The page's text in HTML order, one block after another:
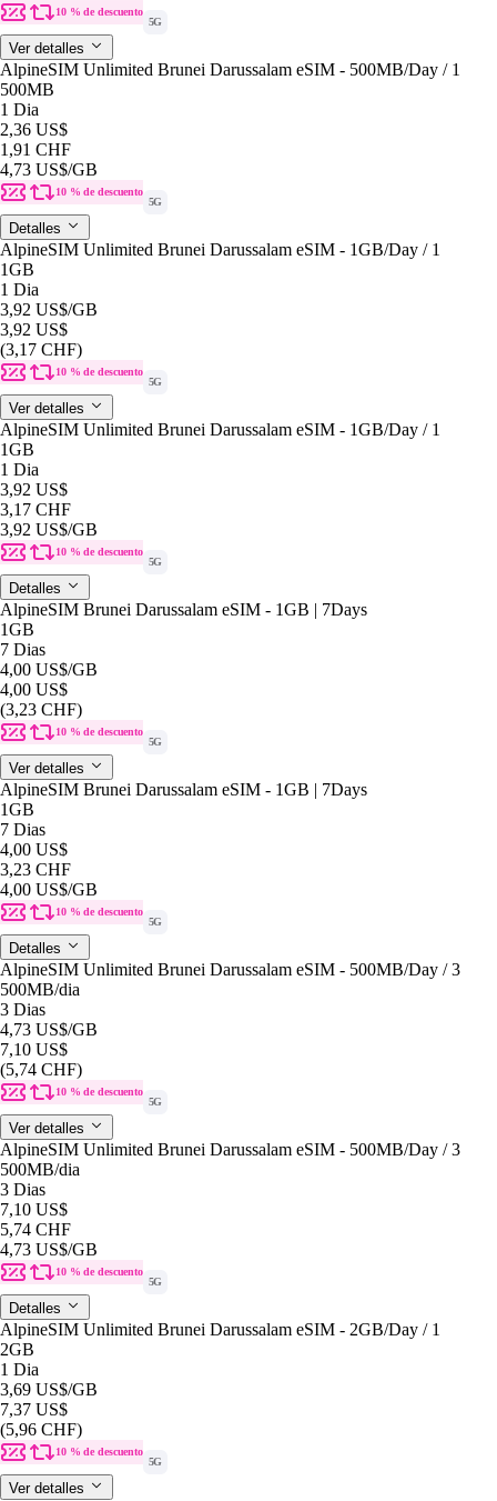
10 % de descuento
5G
Ver detalles
AlpineSIM Unlimited Brunei Darussalam eSIM - 500MB/Day / 1
500MB
1 Dia
2,36 US$
1,91 CHF
4,73 US$/GB
10 % de descuento
5G
Detalles
AlpineSIM Unlimited Brunei Darussalam eSIM - 1GB/Day / 1
1GB
1 Dia
3,92 US$/GB
3,92 US$
(3,17 CHF)
10 % de descuento
5G
Ver detalles
AlpineSIM Unlimited Brunei Darussalam eSIM - 1GB/Day / 1
1GB
1 Dia
3,92 US$
3,17 CHF
3,92 US$/GB
10 % de descuento
5G
Detalles
AlpineSIM Brunei Darussalam eSIM - 1GB | 7Days
1GB
7 Dias
4,00 US$/GB
4,00 US$
(3,23 CHF)
10 % de descuento
5G
Ver detalles
AlpineSIM Brunei Darussalam eSIM - 1GB | 7Days
1GB
7 Dias
4,00 US$
3,23 CHF
4,00 US$/GB
10 % de descuento
5G
Detalles
AlpineSIM Unlimited Brunei Darussalam eSIM - 500MB/Day / 3
500MB/dia
3 Dias
4,73 US$/GB
7,10 US$
(5,74 CHF)
10 % de descuento
5G
Ver detalles
AlpineSIM Unlimited Brunei Darussalam eSIM - 500MB/Day / 3
500MB/dia
3 Dias
7,10 US$
5,74 CHF
4,73 US$/GB
10 % de descuento
5G
Detalles
AlpineSIM Unlimited Brunei Darussalam eSIM - 2GB/Day / 1
2GB
1 Dia
3,69 US$/GB
7,37 US$
(5,96 CHF)
10 % de descuento
5G
Ver detalles